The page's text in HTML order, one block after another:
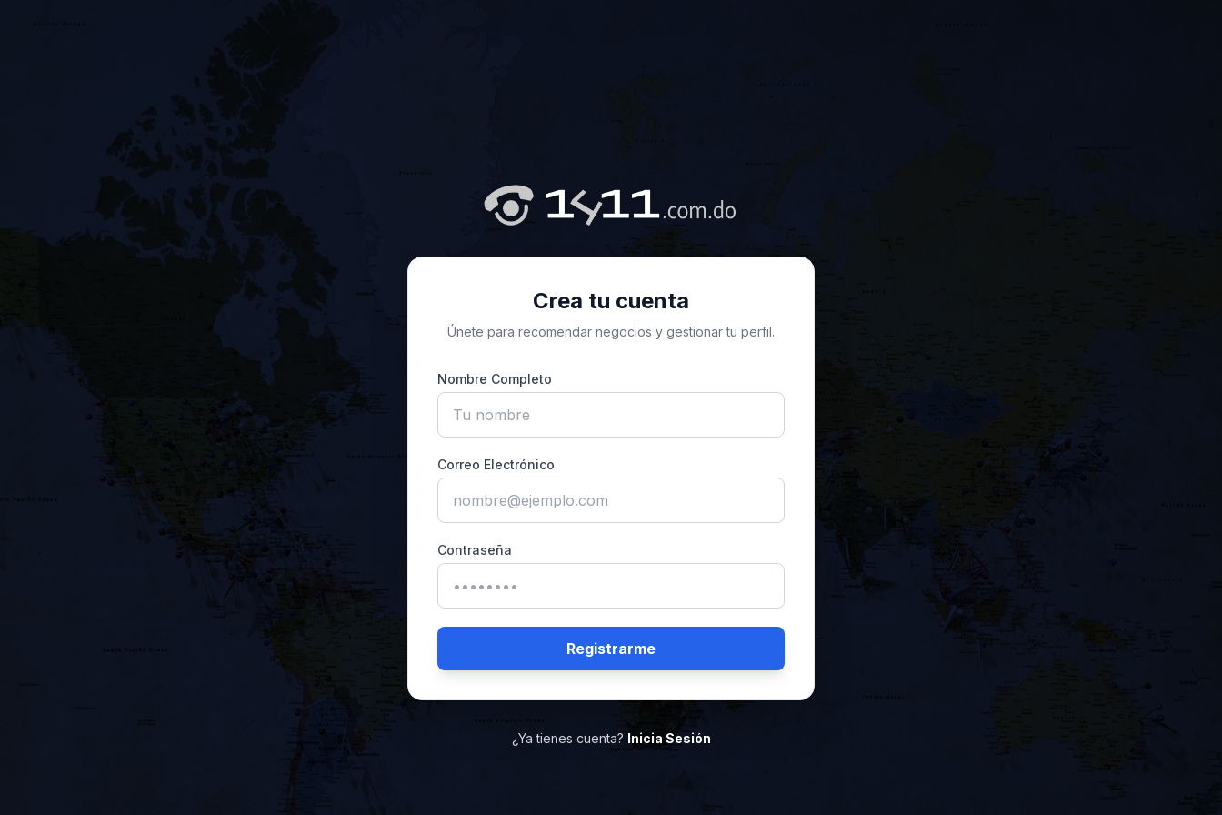
Crea tu cuenta
Únete para recomendar negocios y gestionar tu perfil.
Nombre Completo
Correo Electrónico
Contraseña
Registrarme
¿Ya tienes cuenta? Inicia Sesión